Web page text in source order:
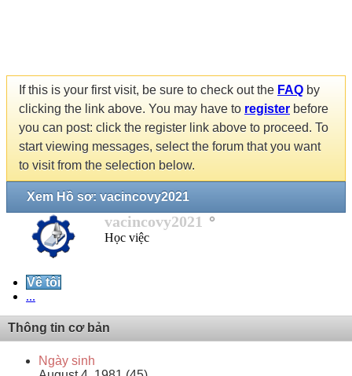
If this is your first visit, be sure to check out the FAQ by
clicking the link above. You may have to register before
you can post: click the register link above to proceed. To
start viewing messages, select the forum that you want
to visit from the selection below.
Xem Hồ sơ: vacincovy2021
vacincovy2021
Học việc
Về tôi
...
Thông tin cơ bản
Ngày sinh